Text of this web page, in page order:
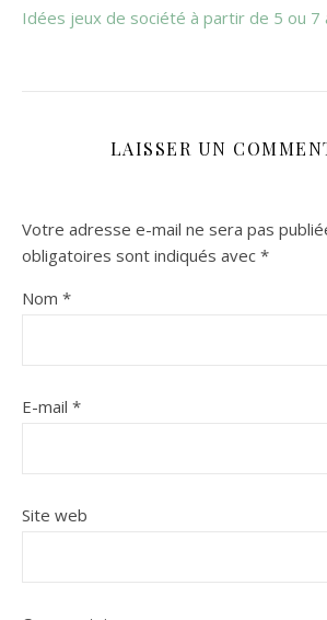
Idées jeux de société à partir de 5 ou 7
LAISSER UN
Votre adresse e-mail ne sera pas
obligatoires sont indiqués avec *
Nom *
E-mail *
Site web